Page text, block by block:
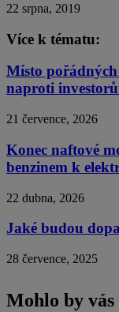
22 srpna, 2019
Více k tématu:
Místo
naproti
21 července, 2026
Konec naftové
benzinem k
22 dubna, 2026
Jaké budou
28 července, 2025
Mohlo by